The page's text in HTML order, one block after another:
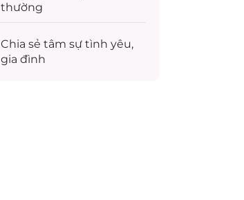
thường
Chia sẻ tâm sự tình yêu,
gia đình